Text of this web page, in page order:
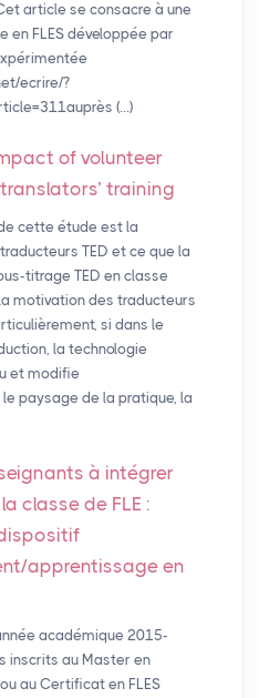
article se consacre à une
en FLES développée par
ecrire/?
(…)
of volunteer
training
cette étude est la
TED et ce que la
titrage TED en classe
motivation des traducteurs
si dans le
la technologie
et modifie
paysage de la pratique, la
à intégrer
classe de FLE :
apprentissage en
académique 2015-
inscrits au Master en
au Certificat en FLES